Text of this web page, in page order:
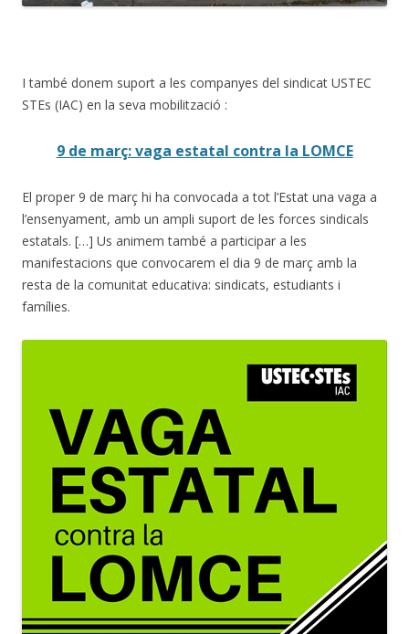
I també donem suport a les companyes del sindicat USTEC
STEs (IAC) en la seva mobilització :
9 de març: vaga estatal contra la LOMCE
El proper 9 de març hi ha convocada a tot l’Estat una vaga a
l’ensenyament, amb un ampli suport de les forces sindicals
estatals. […] Us animem també a participar a les
manifestacions que convocarem el dia 9 de març amb la
resta de la comunitat educativa: sindicats, estudiants i
famílies.